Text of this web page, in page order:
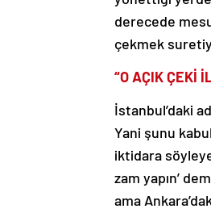
derecede
çekmek
“O AÇIK ÇEKİ
İstanbul’daki
Yani şunu
iktidara
zam yapın’
ama